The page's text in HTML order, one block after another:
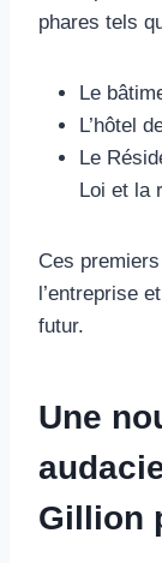
phares tels
Le
L’hôtel
Le
Loi et la
Ces
l’entreprise
futur.
Une
Gillion